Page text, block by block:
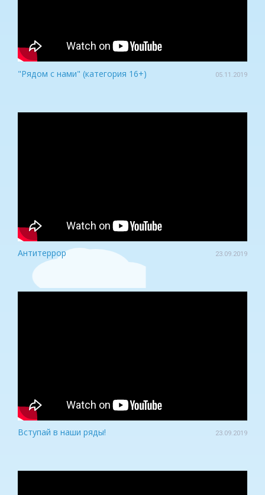
"Рядом с нами" (категория 16+) 05.11.2019
Антитеррор 23.09.2019
Вступай в наши ряды! 23.09.2019